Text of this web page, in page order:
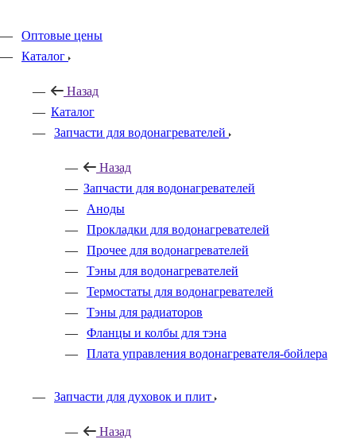
Оптовые цены
Каталог
Назад
Каталог
Запчасти для водонагревателей
Назад
Запчасти для водонагревателей
Аноды
Прокладки для водонагревателей
Прочее для водонагревателей
Тэны для водонагревателей
Термостаты для водонагревателей
Тэны для радиаторов
Фланцы и колбы для тэна
Плата управления водонагревателя-бойлера
Запчасти для духовок и плит
Назад